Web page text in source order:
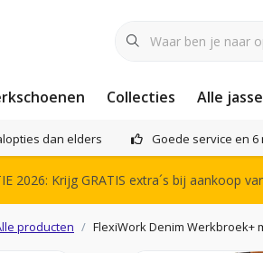
Collecties Alle
dan elders Goede service en 6
2026: Krijg GRATIS extra´s bij aankoop
producten FlexiWork Denim Werkbroek+